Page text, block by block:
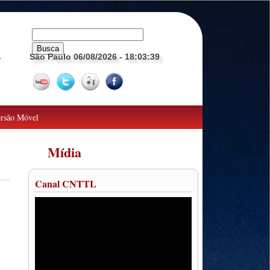
São Paulo 06/08/2026 - 18:03:40
Móvel
Mídia
Canal CNTTL